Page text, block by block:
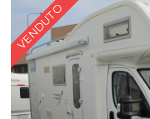
VENDUTO